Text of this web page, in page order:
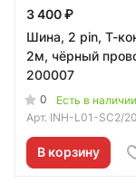
3 400 ₽
Шина, 2 pin, Т-
2м, чёрный
200007
0
Есть в наличии
Арт. INH-L01-SC2/
В корзину